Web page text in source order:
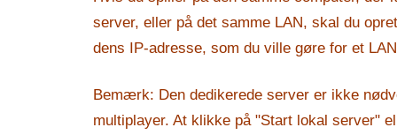
server, eller på det samme LAN, skal du
dens IP-adresse, som du ville gøre for et
Bemærk: Den dedikerede server er ikke
multiplayer. At klikke på "Start lokal server"